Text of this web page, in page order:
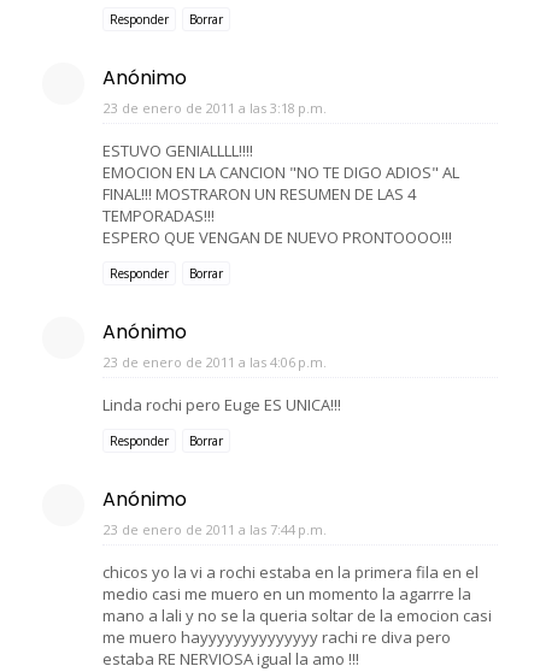
Responder Borrar
Anónimo
23 de enero de 2011 a las 3:18 p.m.
ESTUVO GENIALLLL!!!!
EMOCION EN LA CANCION "NO TE DIGO ADIOS" AL
FINAL!!! MOSTRARON UN RESUMEN DE LAS 4
TEMPORADAS!!!
ESPERO QUE VENGAN DE NUEVO PRONTOOOO!!!
Responder Borrar
Anónimo
23 de enero de 2011 a las 4:06 p.m.
Linda rochi pero Euge ES UNICA!!!
Responder Borrar
Anónimo
23 de enero de 2011 a las 7:44 p.m.
chicos yo la vi a rochi estaba en la primera fila en el
medio casi me muero en un momento la agarrre la
mano a lali y no se la queria soltar de la emocion casi
me muero hayyyyyyyyyyyyyy rachi re diva pero
estaba RE NERVIOSA igual la amo !!!